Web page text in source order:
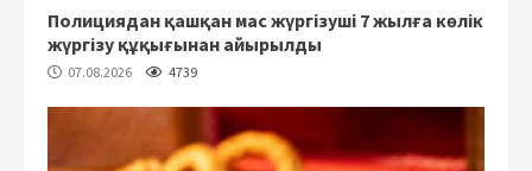
Полициядан қашқан мас жүргізуші 7 жылға көлік
жүргізу құқығынан айырылды
07.08.2026 4739